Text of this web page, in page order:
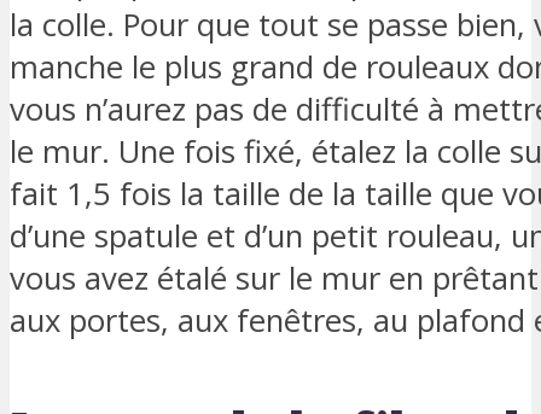
la colle. Pour que tout se passe
manche le plus grand de rouleaux
vous n’aurez pas de difficulté à
le mur. Une fois fixé, étalez la colle
fait 1,5 fois la taille de la taille que
d’une spatule et d’un petit rouleau,
vous avez étalé sur le mur en
aux portes, aux fenêtres, au plafond